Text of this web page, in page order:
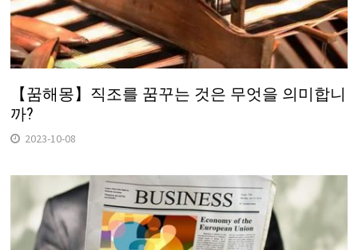
【꿈해몽】직조를 꿈꾸는 것은 무엇을 의미합니
까?
2023-10-08